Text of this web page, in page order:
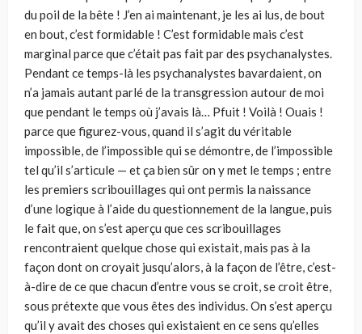
du poil de la bête ! J’en ai maintenant, je les ai lus, de bout
en bout, c’est formidable ! C’est formidable mais c’est
marginal parce que c’était pas fait par des psychanalystes.
Pendant ce temps-là les psychanalystes bavardaient, on
n’a jamais autant parlé de la transgression autour de moi
que pendant le temps où j’avais là… Pfuit ! Voilà ! Ouais !
parce que figurez-vous, quand il s’agit du véritable
impossible, de l’impossible qui se démontre, de l’impossible
tel qu’il s’articule — et ça bien sûr on y met le temps ; entre
les premiers scribouillages qui ont permis la naissance
d’une logique à l’aide du questionnement de la langue, puis
le fait que, on s’est aperçu que ces scribouillages
rencontraient quelque chose qui existait, mais pas à la
façon dont on croyait jusqu’alors, à la façon de l’être, c’est-
à-dire de ce que chacun d’entre vous se croit, se croit être,
sous prétexte que vous êtes des individus. On s’est aperçu
qu’il y avait des choses qui existaient en ce sens qu’elles